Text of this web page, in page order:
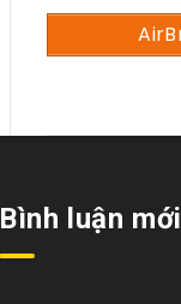
Bình luận mới